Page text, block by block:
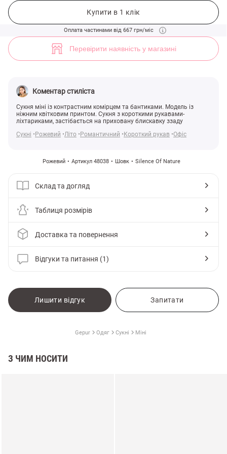
Купити в 1 клік
Оплата частинами від 667 грн/міс
Перевірити наявність у магазині
Коментар стиліста
Сукня міні із контрастним комірцем та бантиками. Модель із
ніжним квітковим принтом. Сукня з короткими рукавами-
ліхтариками, застібається на приховану блискавку ззаду
Сукні
Рожевий Літо Романтичний Короткий рукав Офіс
Рожевий Артикул 48038 Шовк Silence Of Nature
Склад та догляд
Таблиця розмірів
Доставка та повернення
Відгуки та питання (1)
Лишити відгук Запитати
Gepur Одяг Сукні Міні
З ЧИМ НОСИТИ
Рожева сукня міні із контрастним коміром та бантиками (арт.